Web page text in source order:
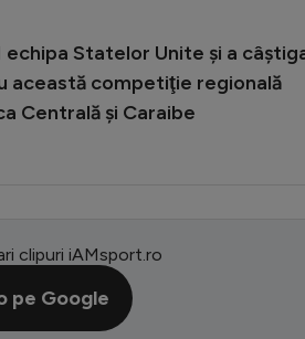
echipa Statelor Unite şi a
această competiţie regională
Centrală şi Caraibe
clipuri iAMsport.ro
pe Google